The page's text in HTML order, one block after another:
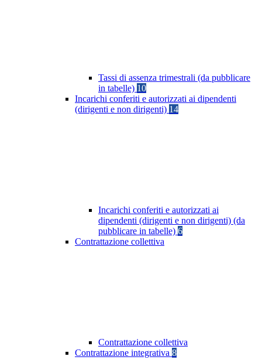
Tassi di assenza trimestrali (da pubblicare
in tabelle) 10
Incarichi conferiti e autorizzati ai dipendenti
(dirigenti e non dirigenti) 14
Incarichi conferiti e autorizzati ai
dipendenti (dirigenti e non dirigenti) (da
pubblicare in tabelle) 6
Contrattazione collettiva
Contrattazione collettiva
Contrattazione integrativa 8